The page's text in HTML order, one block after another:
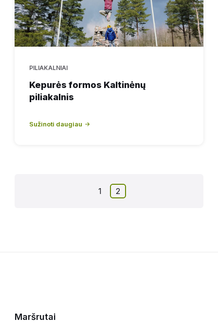
PILIAKALNIAI
Kepurės formos Kaltinėnų
piliakalnis
Sužinoti daugiau
1 2
Maršrutai